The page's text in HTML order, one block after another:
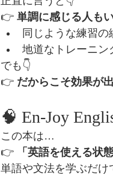
👉 単調に感じる人も
同じような練習の
地道なトレーニン
でも👇
👉 だからこそ効果が
🧠 En-Joy
この本は…
👉
「英語を使える状
単語や文法を学ぶだけ